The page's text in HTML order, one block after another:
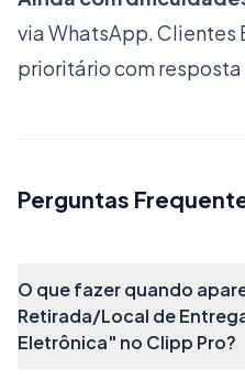
Será aberta a tela onde
Retirada, cadastrado
Fornecedorno Clipp:
Após realizar todos os
finalizar e transmitir a
via WhatsApp. Clientes
prioritário com resposta
Perguntas
O que fazer quando
Retirada/Local de
Eletrônica" no Clipp Pro?